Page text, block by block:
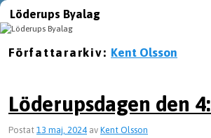
Löderups Byalag
Författararkiv: Kent Olsson
Löderupsdagen den
Postat 13 maj, 2024 av Kent Olsson